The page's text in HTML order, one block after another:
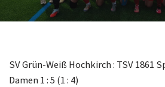
SV Grün-Weiß Hochkirch : TSV 1861
Damen 1 : 5 (1 : 4)